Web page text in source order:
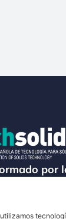
por